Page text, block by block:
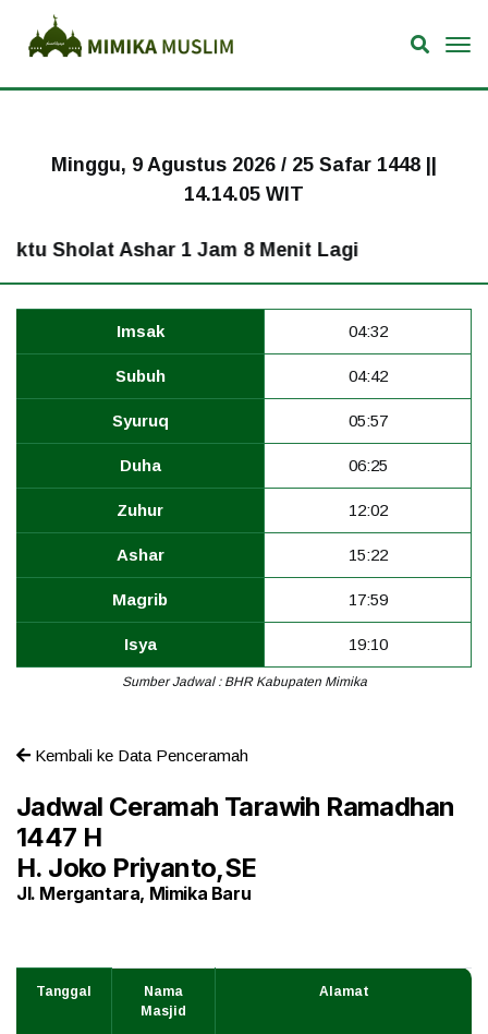
Minggu, 9 Agustus 2026 / 25 Safar 1448 ||
14.14.05 WIT
Sholat Ashar 1 Jam 8 Menit Lagi
Imsak 04:32
Subuh 04:42
Syuruq 05:57
Duha 06:25
Zuhur 12:02
Ashar 15:22
Magrib 17:59
Isya 19:10
Sumber Jadwal : BHR Kabupaten Mimika
Kembali ke Data Penceramah
Jadwal Ceramah Tarawih Ramadhan
1447 H
H. Joko Priyanto,SE
Jl. Mergantara, Mimika Baru
Tanggal
Nama
Masjid
Alamat